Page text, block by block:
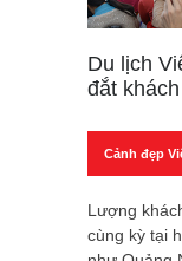
Du lịch
đắt
Cảnh đẹp
Lượng
cùng kỳ tại